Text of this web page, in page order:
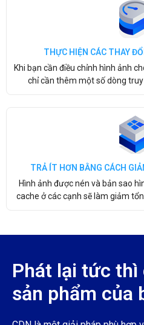
THỰC HIỆN CÁC THAY
Khi bạn cần điều chỉnh hình ảnh
chỉ cần thêm một số dòng truy
TRẢ ÍT HƠN BẰNG CÁCH
Hình ảnh được nén và bản sao
cache ở các cạnh sẽ làm giảm
Phát lại tức thì
sản phẩm của